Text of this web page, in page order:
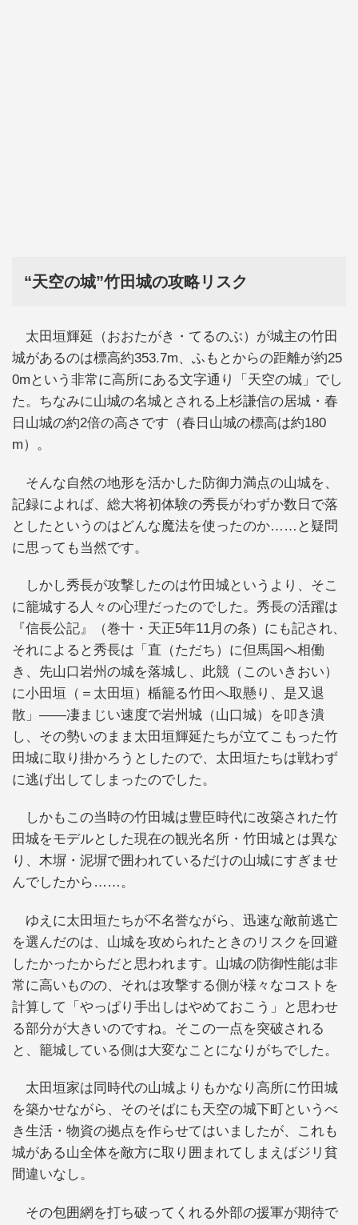
“天空の城”竹田城の攻略リスク
太田垣輝延（おおたがき・てるのぶ）が城主の竹田
城があるのは標高約353.7m、ふもとからの距離が約25
0mという非常に高所にある文字通り「天空の城」でし
た。ちなみに山城の名城とされる上杉謙信の居城・春
日山城の約2倍の高さです（春日山城の標高は約180
m）。
そんな自然の地形を活かした防御力満点の山城を、
記録によれば、総大将初体験の秀長がわずか数日で落
としたというのはどんな魔法を使ったのか……と疑問
に思っても当然です。
しかし秀長が攻撃したのは竹田城というより、そこ
に籠城する人々の心理だったのでした。秀長の活躍は
『信長公記』（巻十・天正5年11月の条）にも記され、
それによると秀長は「直（ただち）に但馬国へ相働
き、先山口岩州の城を落城し、此競（このいきおい）
に小田垣（＝太田垣）楯籠る竹田へ取懸り、是又退
散」――凄まじい速度で岩州城（山口城）を叩き潰
し、その勢いのまま太田垣輝延たちが立てこもった竹
田城に取り掛かろうとしたので、太田垣たちは戦わず
に逃げ出してしまったのでした。
しかもこの当時の竹田城は豊臣時代に改築された竹
田城をモデルとした現在の観光名所・竹田城とは異な
り、木塀・泥塀で囲われているだけの山城にすぎませ
んでしたから……。
ゆえに太田垣たちが不名誉ながら、迅速な敵前逃亡
を選んだのは、山城を攻められたときのリスクを回避
したかったからだと思われます。山城の防御性能は非
常に高いものの、それは攻撃する側が様々なコストを
計算して「やっぱり手出しはやめておこう」と思わせ
る部分が大きいのですね。そこの一点を突破される
と、籠城している側は大変なことになりがちでした。
太田垣家は同時代の山城よりもかなり高所に竹田城
を築かせながら、そのそばにも天空の城下町というべ
き生活・物資の拠点を作らせてはいましたが、これも
城がある山全体を敵方に取り囲まれてしまえばジリ貧
間違いなし。
その包囲網を打ち破ってくれる外部の援軍が期待で